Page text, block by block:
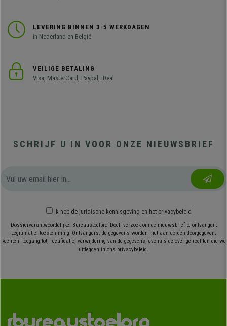
LEVERING BINNEN 3-5 WERKDAGEN
in Nederland en België
VEILIGE BETALING
Visa, MasterCard, Paypal, iDeal
SCHRIJF U IN VOOR ONZE NIEUWSBRIEF
Ik heb de juridische kennisgeving en het privacybeleid
Dossierverantwoordelijke: Bureaustoelpro; Doel: verzoek om de nieuwsbrief te ontvangen;
Legitimatie: toestemming; Ontvangers: de gegevens worden niet aan derden doorgegeven;
Rechten: toegang tot, rectificatie, verwijdering van de gegevens, evenals de overige rechten die we
uitleggen in ons privacybeleid.